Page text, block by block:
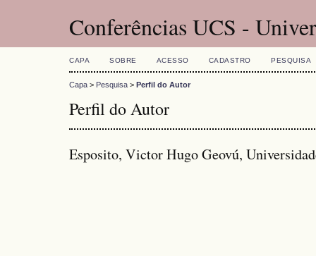
Conferências UCS -
CAPA SOBRE ACESSO CADASTRO PESQUISA
Capa > Pesquisa > Perfil do Autor
Perfil do Autor
Esposito, Victor Hugo Geovú,